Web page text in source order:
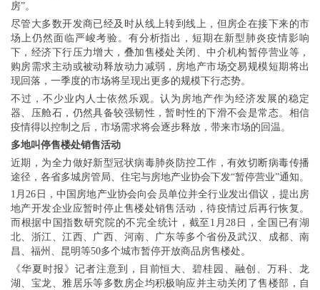
房”。
尽管大多数开发商已经及时从线上转到线上，但房企在接下来的市
场上仍然面临严峻考验。有分析指出，短期在新型肺炎疫情影响
下，经济下行压力增大，叠加售楼处关闭、中介机构暂停营业等，
购房需求主动或被动释放动力减弱，房地产市场交易规模短期将出
现回落，一季度的市场将呈现出更多的规模下行态势。
不过，不少业内人士依然乐观。认为房地产作为经济发展的稳定
器、压舱石，仍然具备较强韧性，暂时性的下滑不会是常态。相信
疫情得以控制之后，市场需求将会逐步释放，带来市场的回温。
多地叫停售楼处销售活动
近期，为全力做好新型冠状病毒肺炎防控工作，有效切断病毒传播
途径，各省多城房管局、住宅与房地产业协会下发“暂停营业”通知。
1月26日，中国房地产业协会向会员单位并全行业发出倡议，提出房
地产开发企业应暂时停止售楼处销售活动，待疫情过后再行恢复。
而根据中国指数研究院的不完全统计，截至1月28日，全国已有湖
北、浙江、江西、广西、河南、广东等多个省份及武汉、成都、南
昌、福州、昆明等50多个城市暂停开放商品房售楼处。
《华夏时报》记者注意到，目前恒大、碧桂园、融创、万科、龙
湖、宝龙、雅居乐等多数房企均积极响应并主动关闭了售楼部，自